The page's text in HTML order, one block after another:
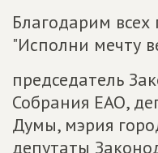
Благодарим всех
"Исполни мечту
председатель
Собрания ЕАО,
Думы, мэрия
депутаты